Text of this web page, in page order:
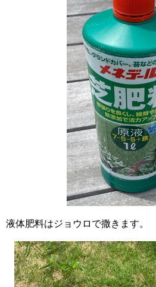
液体肥料はジョウロで撒きます。